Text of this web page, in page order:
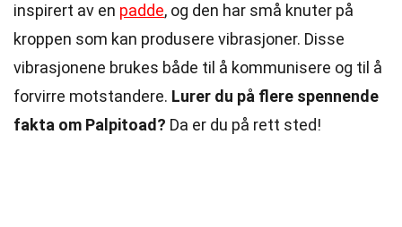
inspirert av en padde, og den har små knuter på
kroppen som kan produsere vibrasjoner. Disse
vibrasjonene brukes både til å kommunisere og til å
forvirre motstandere. Lurer du på flere spennende
fakta om Palpitoad? Da er du på rett sted!